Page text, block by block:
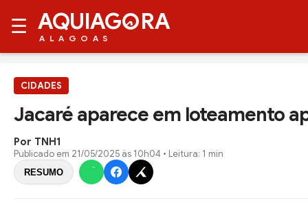
☰ AQUIAG RA
ALAGOAS
CIDADES
Jacaré aparece em loteamento
Por TNH1
Publicado em 21/05/2025 às 10h04 • Leitura: 1 min
RESUMO